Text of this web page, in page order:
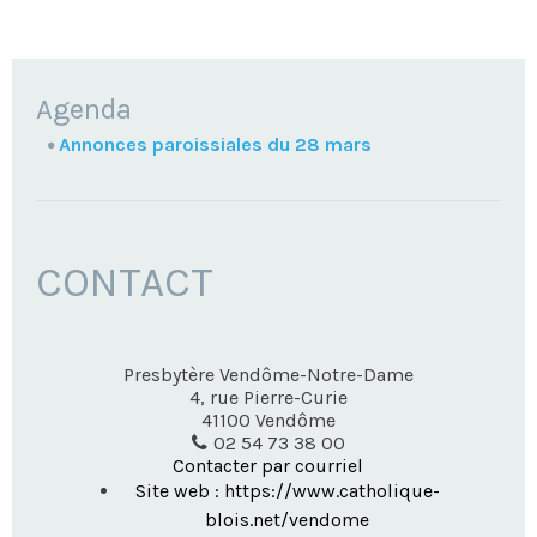
NAVIGATION
Agenda
Annonces paroissiales du 28 mars
CONTACT
Presbytère Vendôme-Notre-Dame
4, rue Pierre-Curie
41100 Vendôme
02 54 73 38 00
Contacter par courriel
Site web : https://www.catholique-
blois.net/vendome